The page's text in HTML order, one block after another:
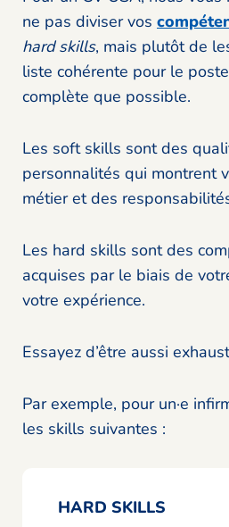
ne pas diviser vos
hard skills, mais plutôt de
liste cohérente pour le
complète que possible.
Les soft skills sont des
personnalités qui montrent
métier et des
Les hard skills sont des
acquises par le biais de
votre expérience.
Essayez d’être aussi
Par exemple, pour un·e
les skills suivantes :
HARD SKILLS